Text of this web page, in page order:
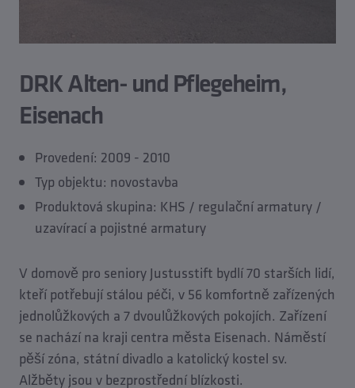
DRK Alten- und Pflegeheim,
Eisenach
Provedení: 2009 - 2010
Typ objektu: novostavba
Produktová skupina: KHS / regulační armatury /
uzavírací a pojistné armatury
V domově pro seniory Justusstift bydlí 70 starších lidí,
kteří potřebují stálou péči, v 56 komfortně zařízených
jednolůžkových a 7 dvoulůžkových pokojích. Zařízení
se nachází na kraji centra města Eisenach. Náměstí
pěší zóna, státní divadlo a katolický kostel sv.
Alžběty jsou v bezprostřední blízkosti.